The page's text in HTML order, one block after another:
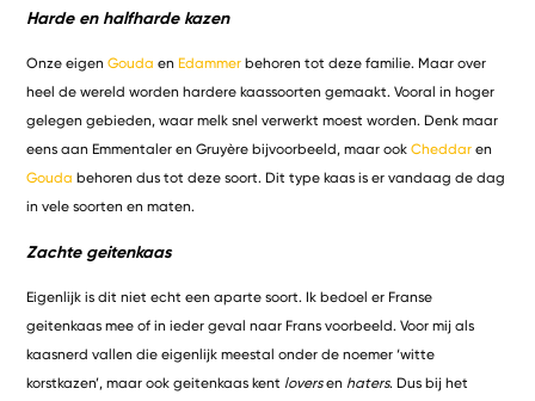
Harde en halfharde kazen
Onze eigenGoudaenEdammer behoren tot deze familie. Maar over
heel de wereld worden hardere kaassoorten gemaakt. Vooral in hoger
gelegen gebieden, waar melk snel verwerkt moest worden. Denk maar
eens aan Emmentaler en Gruyère bijvoorbeeld, maar ookCheddar en
Gouda behoren dus tot deze soort. Dit type kaas is er vandaag de dag
in vele soorten en maten.
Zachte geitenkaas
Eigenlijk is dit niet echt een aparte soort. Ik bedoel er Franse
geitenkaas mee of in ieder geval naar Frans voorbeeld. Voor mij als
kaasnerd vallen die eigenlijk meestal onder de noemer ‘witte
korstkazen’, maar ook geitenkaas kent loversen haters. Dus bij het